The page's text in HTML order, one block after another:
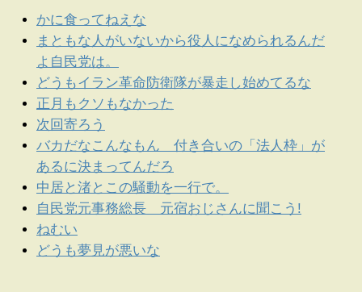
かに食ってねえな
まともな人がいないから役人になめられるんだ
よ自民党は。
どうもイラン革命防衛隊が暴走し始めてるな
正月もクソもなかった
次回寄ろう
バカだなこんなもん 付き合いの「法人枠」が
あるに決まってんだろ
中居と渚とこの騒動を一行で。
自民党元事務総長 元宿おじさんに聞こう!
ねむい
どうも夢見が悪いな